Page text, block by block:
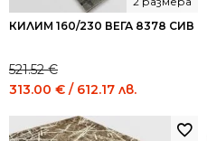
КИЛИМ 160/230 ВЕГА 8378 СИВ
521.52€
Original
was:
313.00 € / 612.17 лв.